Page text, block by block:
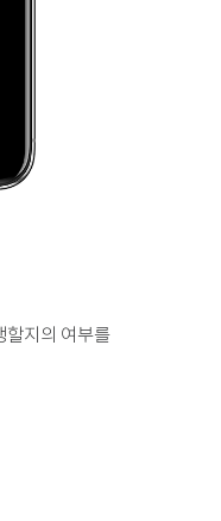
할지의 여부를